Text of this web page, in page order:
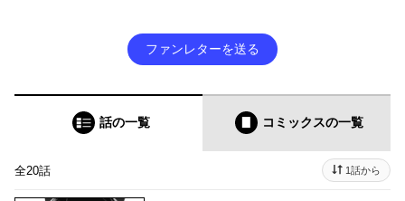
ファンレターを送る
話の一覧 コミックスの一覧
全20話 1話から